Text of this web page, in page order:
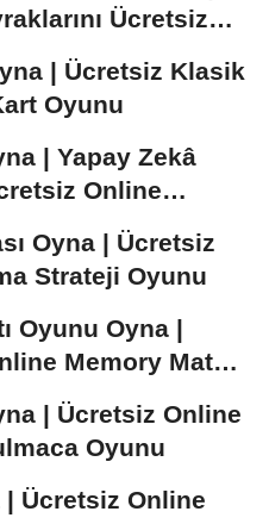
Ücretsiz
| Ücretsiz Klasik
Oyunu
| Yapay Zekâ
Online
Oyna | Ücretsiz
Strateji Oyunu
Oyunu Oyna |
Memory Match
| Ücretsiz Online
Oyunu
| Ücretsiz Online